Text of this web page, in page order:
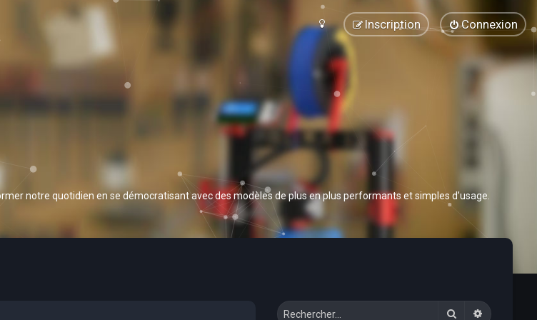
Connexion
Inscription
notre quotidien en se démocratisant avec des modèles de plus en plus performants et simples d’usage.
Rechercher